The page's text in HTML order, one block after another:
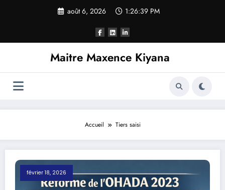
août 6, 2026 1:26:39 PM
Maitre Maxence Kiyana
Accueil Tiers saisi
février 18, 2026